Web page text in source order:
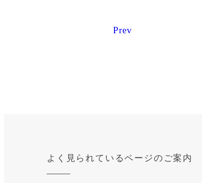
Prev
よく見られているページのご案内